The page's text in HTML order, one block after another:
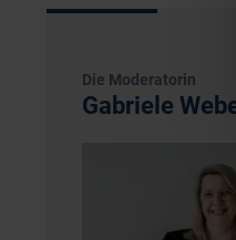
Die Moderatorin
Gabriele